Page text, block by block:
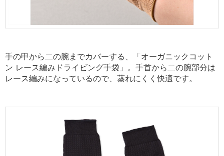
手の甲から二の腕までカバーする、「オーガニックコット
ン レース編みドライビング手袋」。手首から二の腕部分は
レース編みになっているので、蒸れにくく快適です。